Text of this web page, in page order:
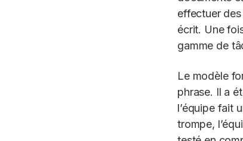
effectuer
écrit. Une
gamme de
Le modèle
phrase. Il a
l’équipe fait
trompe,